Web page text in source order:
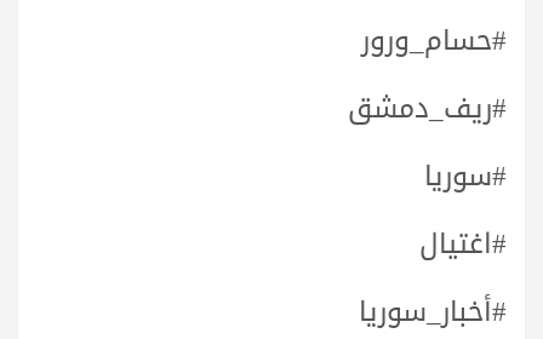
#حسام_ورور
#ريف_دمشق
#سوريا
#اغتيال
#أخبار_سوريا